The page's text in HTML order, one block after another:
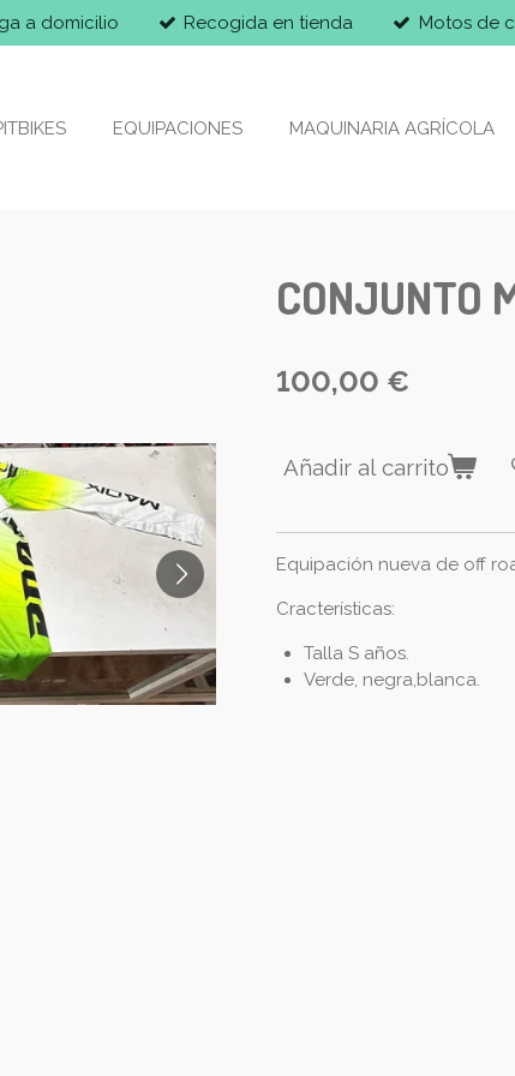
a domicilio Recogida en tienda Motos de
EQUIPACIONES
MAQUINARIA AGRÍCOLA
CONJUNTO
100,00 €
Añadir al carrito
Equipación nueva de off
Cracterísticas:
Talla S años.
Verde, negra,blanca.